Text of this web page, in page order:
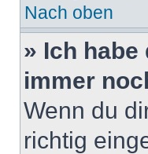
Nach oben
» Ich
immer
Wenn du
richtig